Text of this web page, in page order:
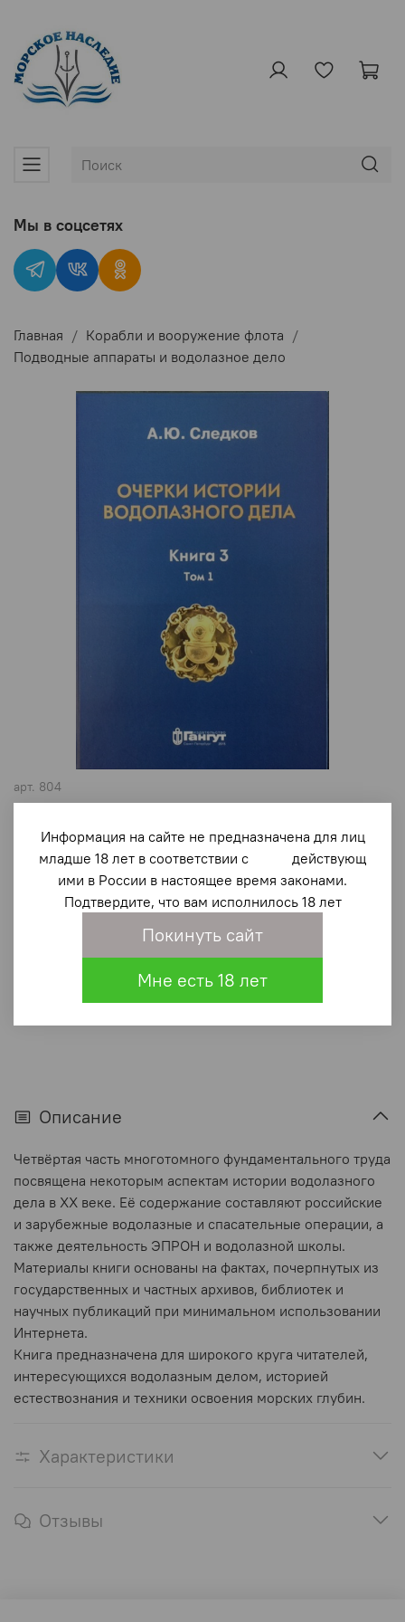
Главная
Корабли и вооружение флота
Подводные аппараты и водолазное дело
арт. 804
(0) В избранное
1 140 ₽
В корзину
Описание
Четвёртая часть многотомного фундаментального труда
посвящена некоторым аспектам истории водолазного
дела в XX веке. Её содержание составляют российские
и зарубежные водолазные и спасательные операции, а
также деятельность ЭПРОН и водолазной школы.
Материалы книги основаны на фактах, почерпнутых из
государственных и частных архивов, библиотек и
научных публикаций при минимальном использовании
Интернета.
Книга предназначена для широкого круга читателей,
интересующихся водолазным делом, историей
естествознания и техники освоения морских глубин.
Характеристики
Отзывы
Мы в соцсетях
Информация на сайте не предназначена для лиц
младше 18 лет в соответствии с действующ
ими в России в настоящее время законами.
Подтвердите, что вам исполнилось 18 лет
Покинуть сайт
Мне есть 18 лет